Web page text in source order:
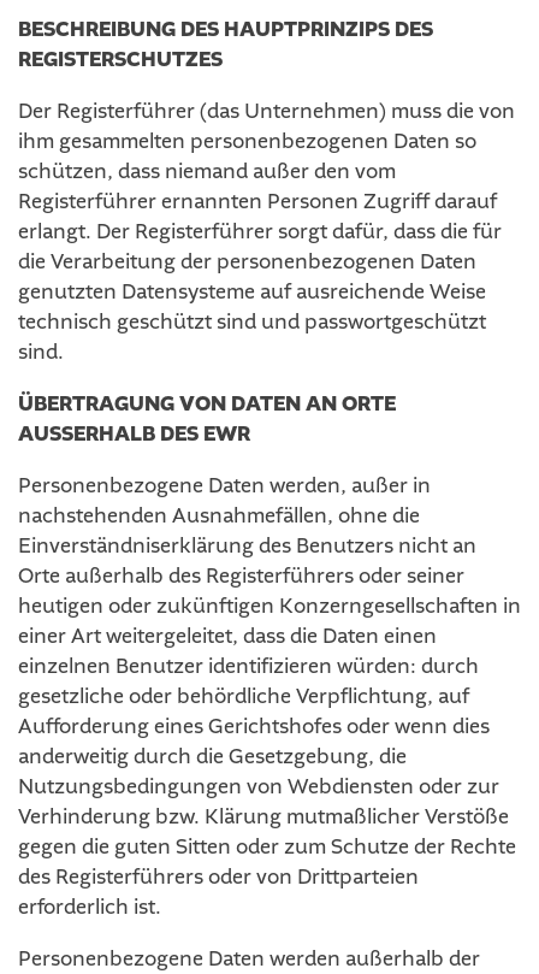
BESCHREIBUNG DES HAUPTPRINZIPS DES
REGISTERSCHUTZES
Der Registerführer (das Unternehmen) muss die von
ihm gesammelten personenbezogenen Daten so
schützen, dass niemand außer den vom
Registerführer ernannten Personen Zugriff darauf
erlangt. Der Registerführer sorgt dafür, dass die für
die Verarbeitung der personenbezogenen Daten
genutzten Datensysteme auf ausreichende Weise
technisch geschützt sind und passwortgeschützt
sind.
ÜBERTRAGUNG VON DATEN AN ORTE
AUSSERHALB DES EWR
Personenbezogene Daten werden, außer in
nachstehenden Ausnahmefällen, ohne die
Einverständniserklärung des Benutzers nicht an
Orte außerhalb des Registerführers oder seiner
heutigen oder zukünftigen Konzerngesellschaften in
einer Art weitergeleitet, dass die Daten einen
einzelnen Benutzer identifizieren würden: durch
gesetzliche oder behördliche Verpflichtung, auf
Aufforderung eines Gerichtshofes oder wenn dies
anderweitig durch die Gesetzgebung, die
Nutzungsbedingungen von Webdiensten oder zur
Verhinderung bzw. Klärung mutmaßlicher Verstöße
gegen die guten Sitten oder zum Schutze der Rechte
des Registerführers oder von Drittparteien
erforderlich ist.
Personenbezogene Daten werden außerhalb der